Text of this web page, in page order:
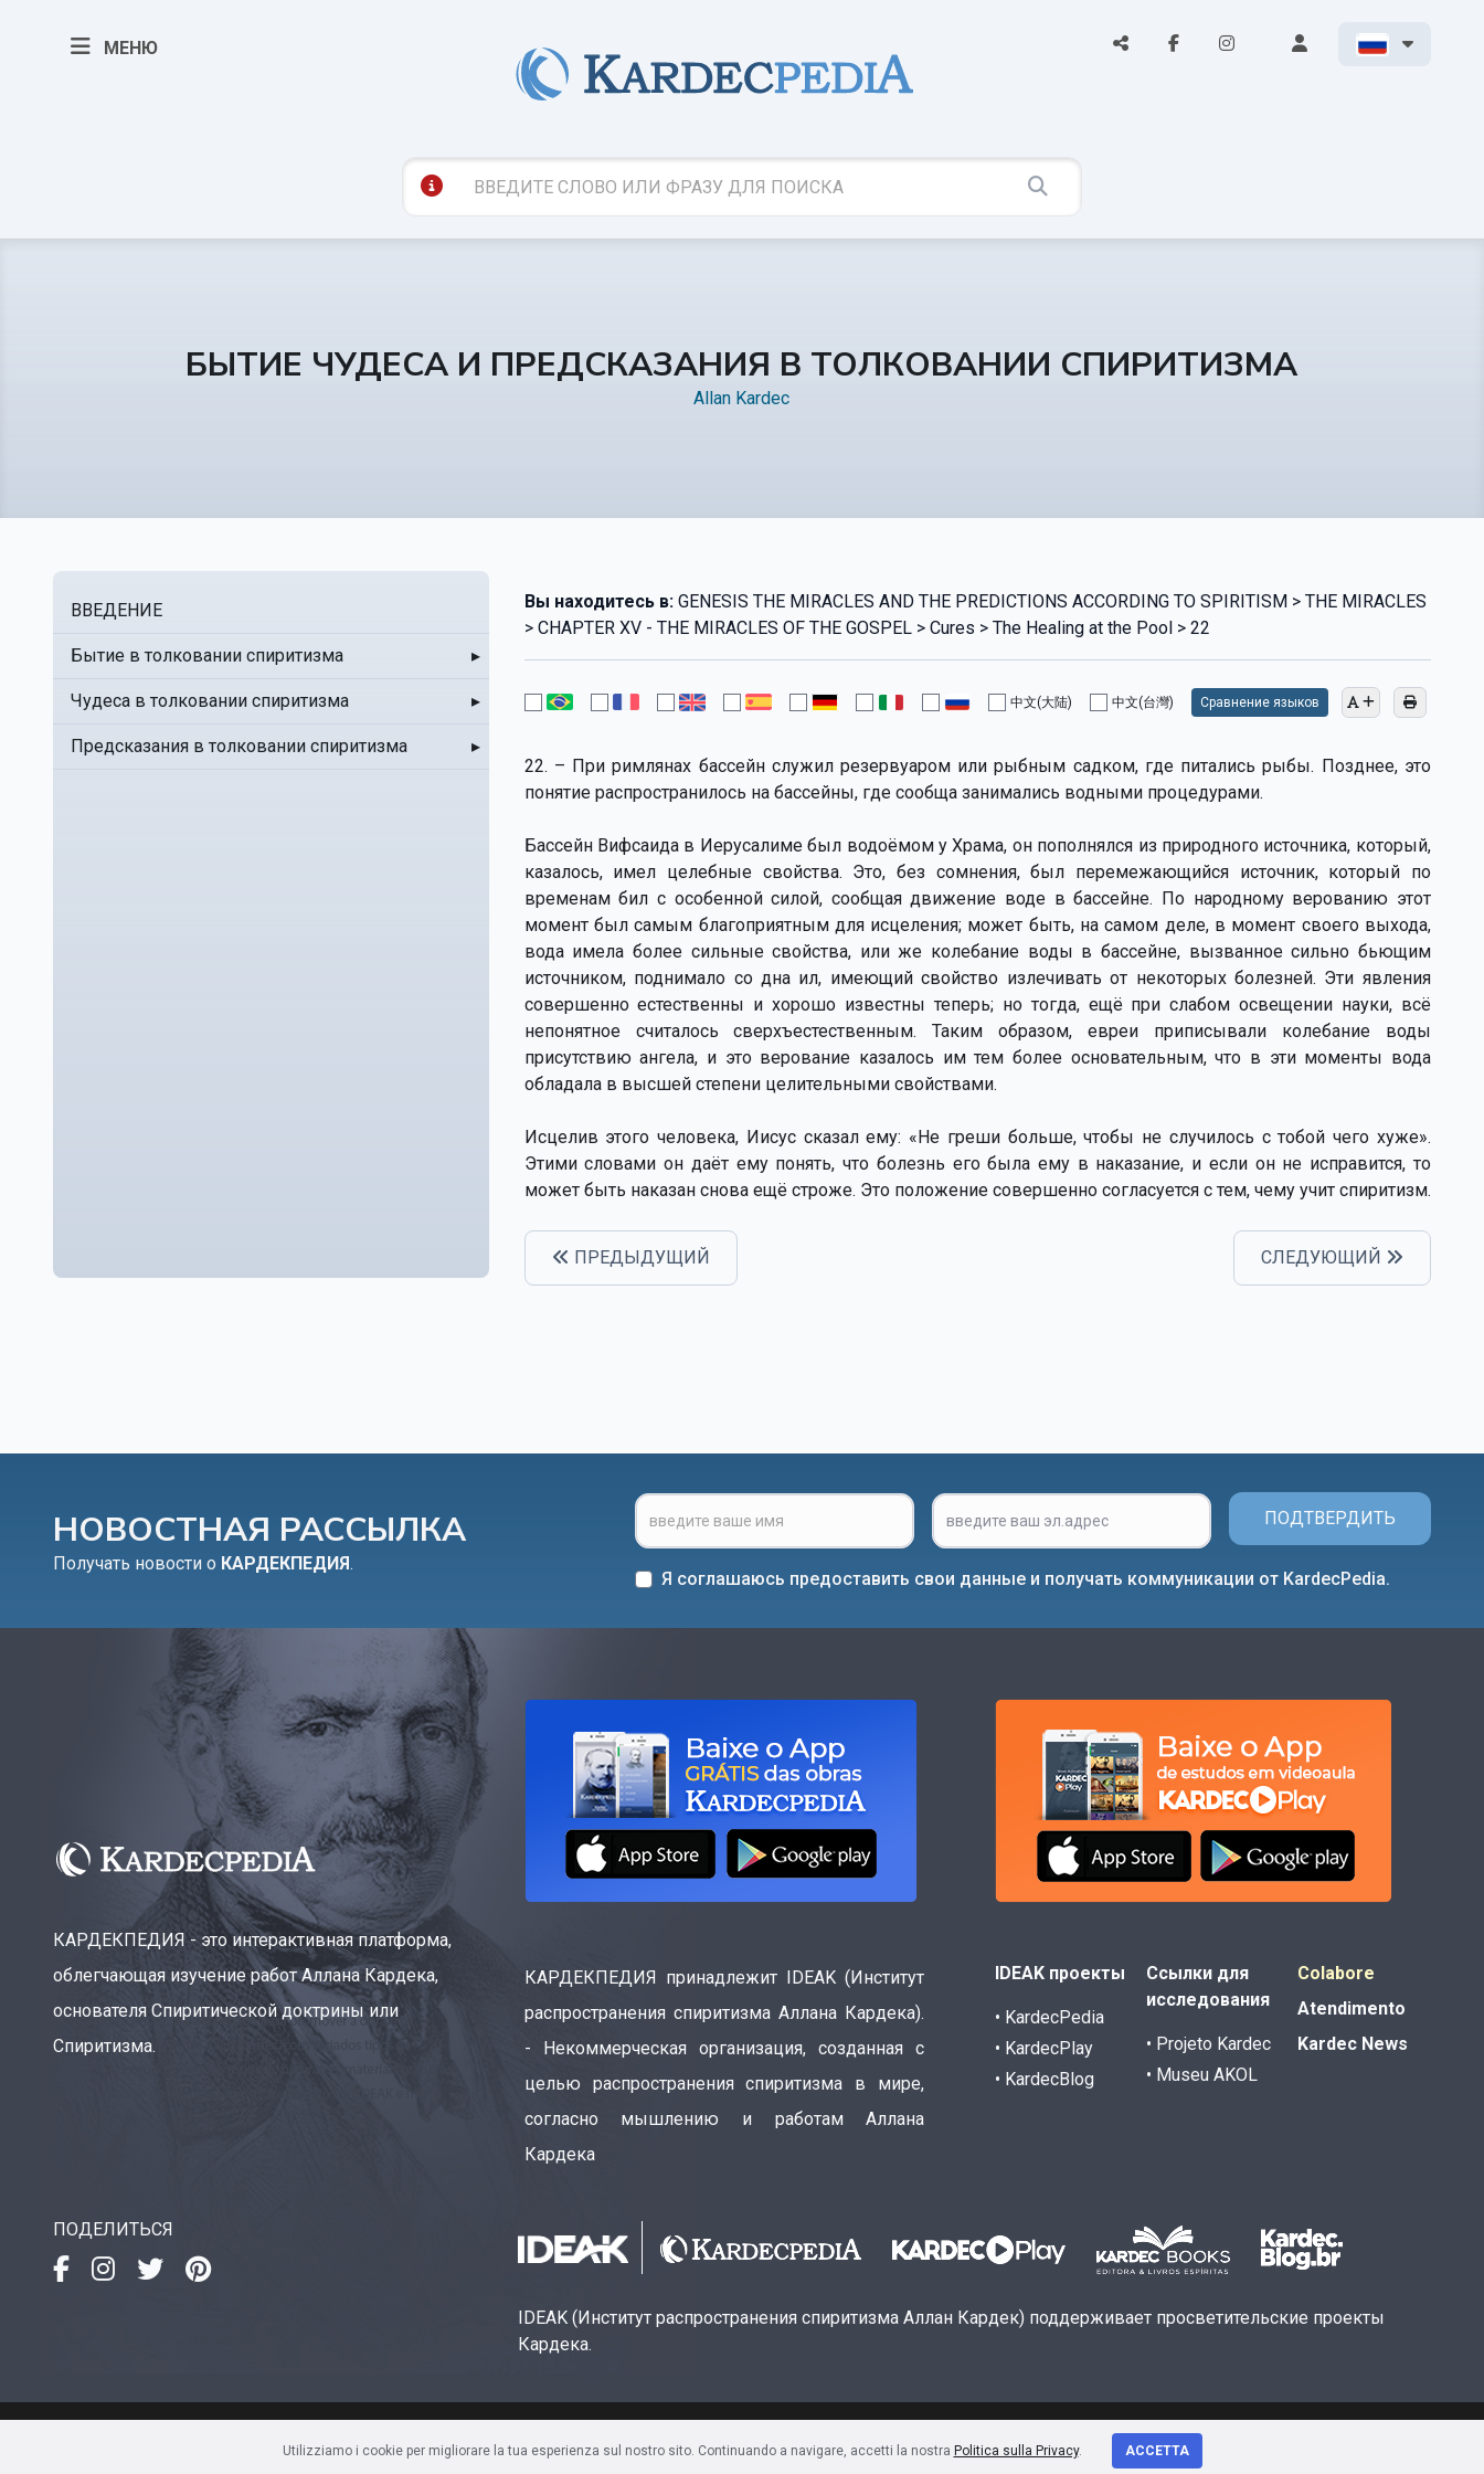
МЕНЮ
БЫТИЕ ЧУДЕСА И ПРЕДСКАЗАНИЯ В ТОЛКОВАНИИ СПИРИТИЗМА
Allan Kardec
ВВЕДЕНИЕ
Бытие в толковании спиритизма ▸
Чудеса в толковании спиритизма ▸
Предсказания в толковании спиритизма ▸
Вы находитесь в:GENESIS THE MIRACLES AND THE PREDICTIONS ACCORDING TO SPIRITISM > THE MIRACLES
> CHAPTER XV - THE MIRACLES OF THE GOSPEL > Cures > The Healing at the Pool > 22
中文(大陆) 中文(台灣) Сравнение языков
22. – При римлянах бассейн служил резервуаром или рыбным садком, где питались рыбы. Позднее, это
понятие распространилось на бассейны, где сообща занимались водными процедурами.
Бассейн Вифсаида в Иерусалиме был водоёмом у Храма, он пополнялся из природного источника, который,
казалось, имел целебные свойства. Это, без сомнения, был перемежающийся источник, который по
временам бил с особенной силой, сообщая движение воде в бассейне. По народному верованию этот
момент был самым благоприятным для исцеления; может быть, на самом деле, в момент своего выхода,
вода имела более сильные свойства, или же колебание воды в бассейне, вызванное сильно бьющим
источником, поднимало со дна ил, имеющий свойство излечивать от некоторых болезней. Эти явления
совершенно естественны и хорошо известны теперь; но тогда, ещё при слабом освещении науки, всё
непонятное считалось сверхъестественным. Таким образом, евреи приписывали колебание воды
присутствию ангела, и это верование казалось им тем более основательным, что в эти моменты вода
обладала в высшей степени целительными свойствами.
Исцелив этого человека, Иисус сказал ему: «Не греши больше, чтобы не случилось с тобой чего хуже».
Этими словами он даёт ему понять, что болезнь его была ему в наказание, и если он не исправится, то
может быть наказан снова ещё строже. Это положение совершенно согласуется с тем, чему учит спиритизм.
ПРЕДЫДУЩИЙ СЛЕДУЮЩИЙ
НОВОСТНАЯ РАССЫЛКА
Получать новости о КАРДЕКПЕДИЯ.
ПОДТВЕРДИТЬ
Я соглашаюсь предоставить свои данные и получать коммуникации от KardecPedia.
КАРДЕКПЕДИЯ - это интерактивная платформа,
облегчающая изучение работ Аллана Кардека,
основателя Спиритической доктрины или
Спиритизма.
КАРДЕКПЕДИЯ принадлежит IDEAK (Институт
распространения спиритизма Аллана Кардека).
- Некоммерческая организация, созданная с
целью распространения спиритизма в мире,
согласно мышлению и работам Аллана
Кардека
IDEAK проекты
• KardecPedia
• KardecPlay
• KardecBlog
Ссылки для
исследования
• Projeto Kardec
• Museu AKOL
Colabore
Atendimento
Kardec News
ПОДЕЛИТЬСЯ
IDEAK (Институт распространения спиритизма Аллан Кардек) поддерживает просветительские проекты
Кардека.
Av. Sete de Setembro, 4923 • Sala 1704 • Centro • CEP 80240-000 • Curitiba, PR
Utilizziamo i cookie per migliorare la tua esperienza sul nostro sito. Continuando a navigare, accetti la nostra Politica sulla Privacy. ACCETTA